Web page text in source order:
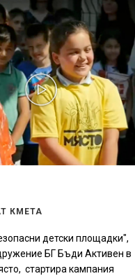
КМЕТА
детски площадки",
БГ Бъди Активен в
стартира кампания